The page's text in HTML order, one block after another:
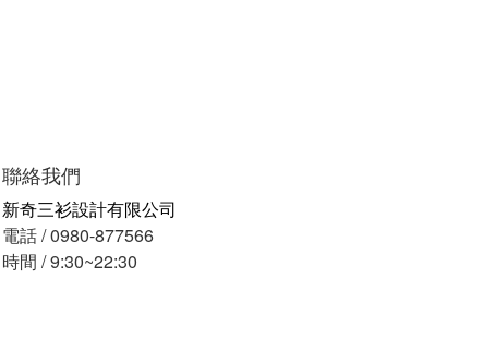
聯絡我們
新奇三衫設計有限公司
電話 / 0980-877566
時間 / 9:30~22:30